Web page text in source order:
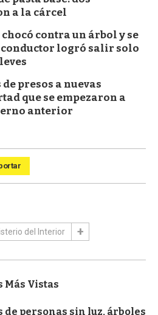
a la cárcel
contra un árbol y se
logró salir solo
presos a nuevas
que se empezaron a
anterior
del Interior
Más Vistas
de personas sin luz, árboles